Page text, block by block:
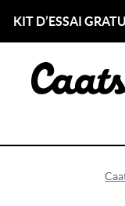
KIT D’ESSAI